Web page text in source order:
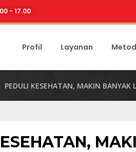
- 17.00
Profil Layanan
PEDULI KESEHATAN, MAKIN